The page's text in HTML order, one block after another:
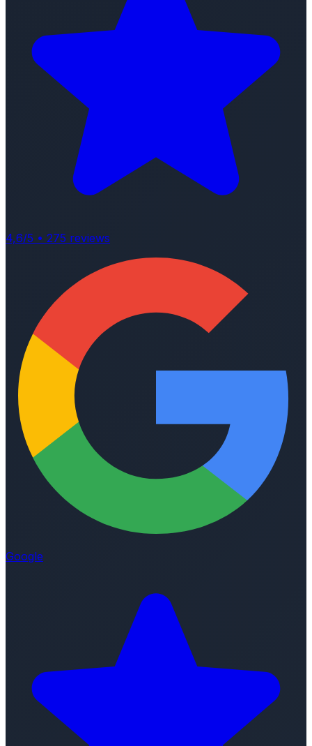
4,6/5 • 275 reviews
Google